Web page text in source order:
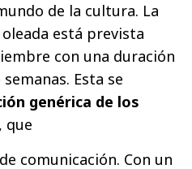
de la cultura. La
está prevista
con una duración
Esta se
genérica de los
, que
comunicación. Con un